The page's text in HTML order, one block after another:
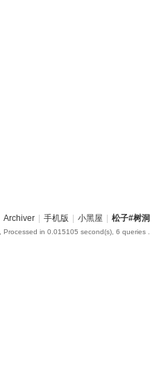
Archiver 手机版 小黑屋 松子#树洞
, Processed in 0.015105 second(s), 6 queries .